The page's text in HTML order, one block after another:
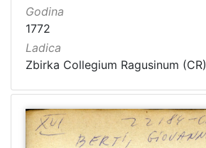
Godina
1772
Ladica
Zbirka Collegium Ragusinum (CR)